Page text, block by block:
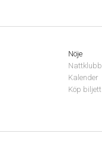
Nöje
Nattklubb
Kalender
Köp biljett